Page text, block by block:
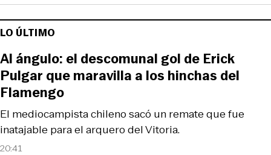
LO ÚLTIMO
20:41
El mediocampista chileno sacó un remate que fue
inatajable para el arquero del Vitoria.
Al ángulo: el descomunal gol de Erick
Pulgar que maravilla a los hinchas del
Flamengo